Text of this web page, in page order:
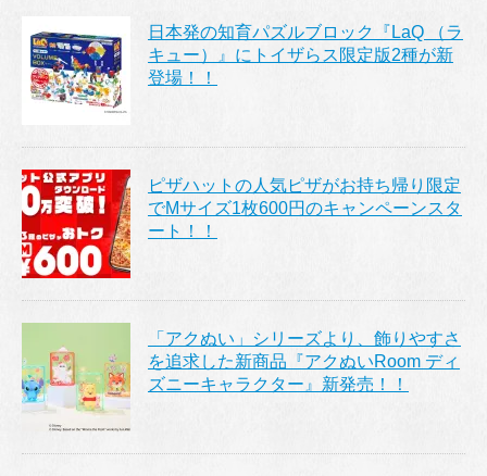
日本発の知育パズルブロック『LaQ （ラ
キュー）』にトイザらス限定版2種が新
登場！！
ピザハットの人気ピザがお持ち帰り限定
でMサイズ1枚600円のキャンペーンスタ
ート！！
「アクぬい」シリーズより、飾りやすさ
を追求した新商品『アクぬいRoom ディ
ズニーキャラクター』新発売！！